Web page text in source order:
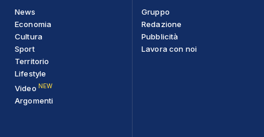
News
Economia
Cultura
Sport
Territorio
Lifestyle
Video NEW
Argomenti
Gruppo
Redazione
Pubblicità
Lavora con noi